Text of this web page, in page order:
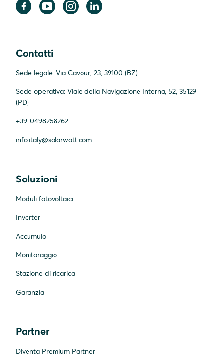
Contatti
Sede legale: Via Cavour, 23, 39100 (BZ)
Sede operativa: Viale della Navigazione Interna, 52, 35129
(PD)
+39-0498258262
info.italy@solarwatt.com
Soluzioni
Moduli fotovoltaici
Inverter
Accumulo
Monitoraggio
Stazione di ricarica
Garanzia
Partner
Diventa Premium Partner